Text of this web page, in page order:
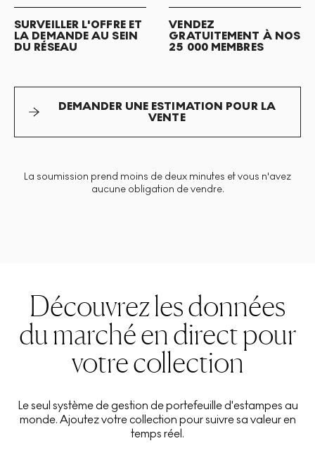
SURVEILLER L'OFFRE ET
LA DEMANDE AU SEIN
DU RÉSEAU
VENDEZ
GRATUITEMENT À NOS
25 000 MEMBRES
DEMANDER UNE ESTIMATION POUR LA
VENTE
La soumission prend moins de deux minutes et vous n'avez
aucune obligation de vendre.
Découvrez les données
du marché en direct pour
votre collection
Le seul système de gestion de portefeuille d'estampes au
monde. Ajoutez votre collection pour suivre sa valeur en
temps réel.